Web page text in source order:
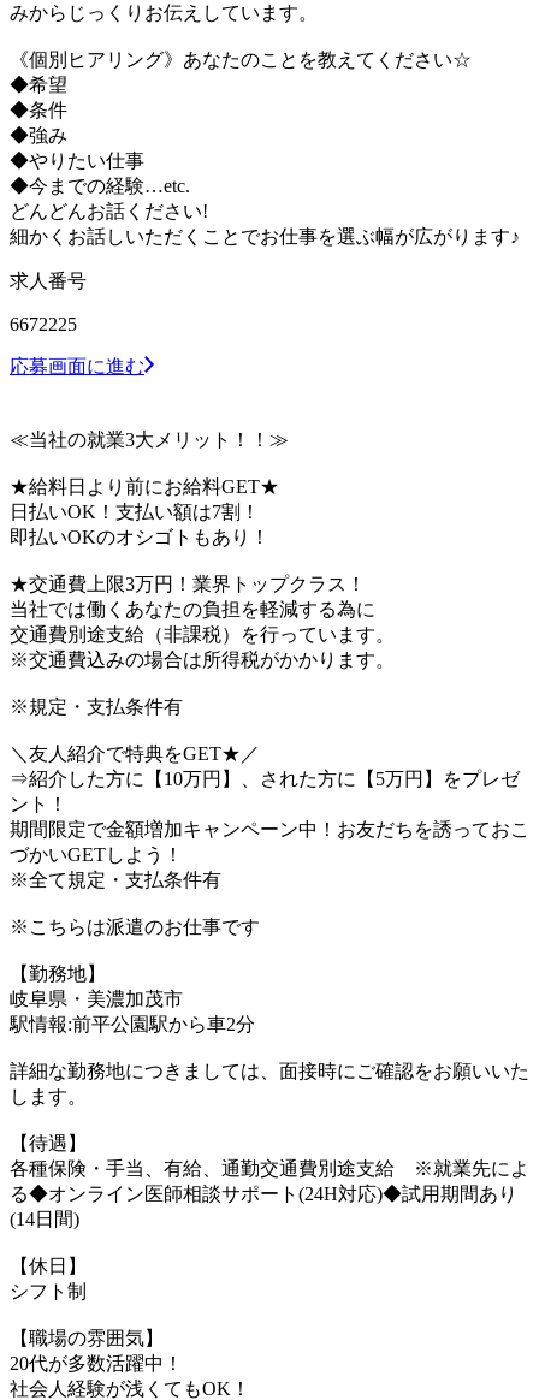
みからじっくりお伝えしています。
《個別ヒアリング》あなたのことを教えてください☆
◆希望
◆条件
◆強み
◆やりたい仕事
◆今までの経験…etc.
どんどんお話ください!
細かくお話しいただくことでお仕事を選ぶ幅が広がります♪
求人番号
6672225
応募画面に進む
≪当社の就業3大メリット！！≫
★給料日より前にお給料GET★
日払いOK！支払い額は7割！
即払いOKのオシゴトもあり！
★交通費上限3万円！業界トップクラス！
当社では働くあなたの負担を軽減する為に
交通費別途支給（非課税）を行っています。
※交通費込みの場合は所得税がかかります。
※規定・支払条件有
＼友人紹介で特典をGET★／
⇒紹介した方に【10万円】、された方に【5万円】をプレゼ
ント！
期間限定で金額増加キャンペーン中！お友だちを誘っておこ
づかいGETしよう！
※全て規定・支払条件有
※こちらは派遣のお仕事です
【勤務地】
岐阜県・美濃加茂市
駅情報:前平公園駅から車2分
詳細な勤務地につきましては、面接時にご確認をお願いいた
します。
【待遇】
各種保険・手当、有給、通勤交通費別途支給 ※就業先によ
る◆オンライン医師相談サポート(24H対応)◆試用期間あり
(14日間)
【休日】
シフト制
【職場の雰囲気】
20代が多数活躍中！
社会人経験が浅くてもOK！